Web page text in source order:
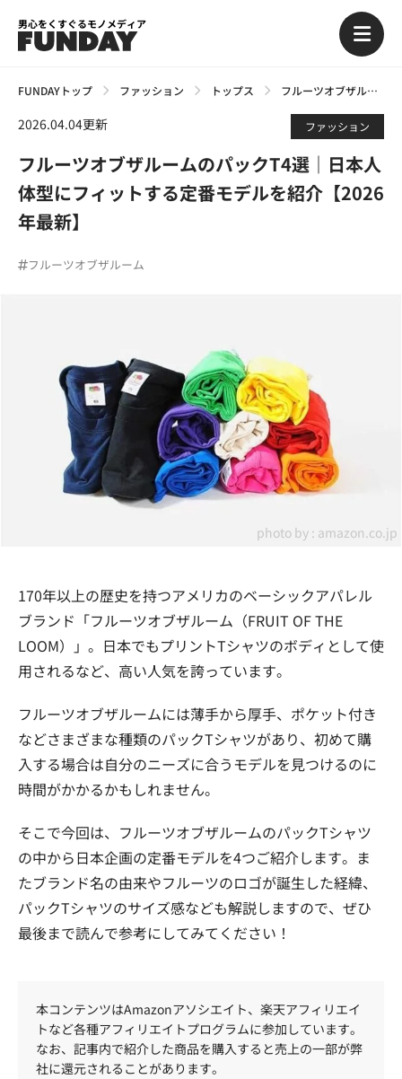
男心をくすぐるモノメディア
FUNDAYトップ ファッション トップス フルーツオブザルームのパックT4選｜日本人体型にフィットする定番モデルを紹介【2026年最新】
2026.04.04更新 ファッション
フルーツオブザルームのパックT4選｜日本人
体型にフィットする定番モデルを紹介【2026
年最新】
フルーツオブザルーム
photo by : amazon.co.jp
170年以上の歴史を持つアメリカのベーシックアパレル
ブランド「フルーツオブザルーム（FRUIT OF THE
LOOM）」。日本でもプリントTシャツのボディとして使
用されるなど、高い人気を誇っています。
フルーツオブザルームには薄手から厚手、ポケット付き
などさまざまな種類のパックTシャツがあり、初めて購
入する場合は自分のニーズに合うモデルを見つけるのに
時間がかかるかもしれません。
そこで今回は、フルーツオブザルームのパックTシャツ
の中から日本企画の定番モデルを4つご紹介します。ま
たブランド名の由来やフルーツのロゴが誕生した経緯、
パックTシャツのサイズ感なども解説しますので、ぜひ
最後まで読んで参考にしてみてください！
本コンテンツはAmazonアソシエイト、楽天アフィリエイ
トなど各種アフィリエイトプログラムに参加しています。
なお、記事内で紹介した商品を購入すると売上の一部が弊
社に還元されることがあります。